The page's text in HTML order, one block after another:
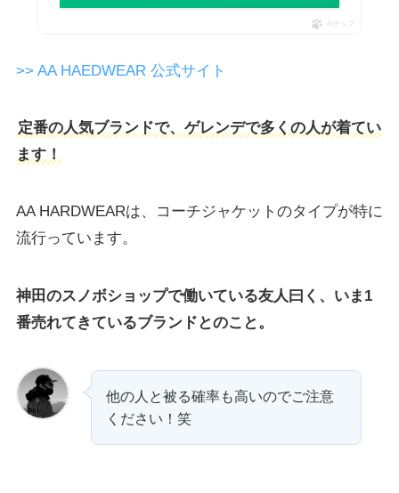
ポチップ
>> AA HAEDWEAR 公式サイト
定番の人気ブランドで、ゲレンデで多くの人が着てい
ます！
AA HARDWEARは、コーチジャケットのタイプが特に
流行っています。
神田のスノボショップで働いている友人曰く、いま1
番売れてきているブランドとのこと。
他の人と被る確率も高いのでご注意
ください！笑